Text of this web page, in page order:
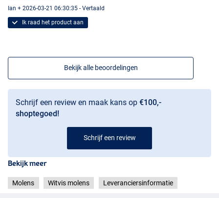
Ian + 2026-03-21 06:30:35 - Vertaald
Ik raad het product aan
Bekijk alle beoordelingen
Schrijf een review en maak kans op €100,-
shoptegoed!
Schrijf een review
Bekijk meer
Molens Witvis molens Leveranciersinformatie